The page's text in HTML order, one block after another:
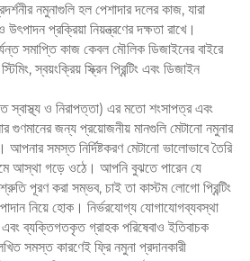
নমুনাগুলি হল পেশাদার দলের কাজ, যারা
প্রক্রিয়া নিয়ন্ত্রণের দক্ষতা রাখে।
সমাপ্তি কাজ কেবল মৌলিক ডিজাইনের বাইরে
স্বয়ংক্রিয় স্ক্রিন প্রিন্টিং এবং ডিজাইন
ও নিরাপত্তা) এর মতো শংসাপত্র এবং
গুণমানের জন্য প্রয়োজনীয় মানগুলি মেটানো নমুনার
সমস্ত নির্দিষ্টকরণ মেটানো ভালোভাবে তৈরি
আস্থা গড়ে ওঠে। আপনি বুঝতে পারেন যে
পূরণ করা সম্ভব, চাই তা কাস্টম লোগো প্রিন্টিং
নিয়ে হোক। নির্ভরযোগ্য যোগাযোগব্যবস্থা
ব্যক্তিগতকৃত গ্রাহক পরিষেবাও ইতিবাচক
সমস্ত কারণেই ফ্রি নমুনা প্রদানকারী